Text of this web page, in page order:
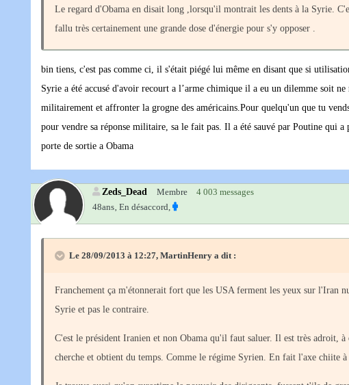
Le regard d'Obama en disait long ,lorsqu'il montrait les dents à la Syrie.
fallu très certainement une grande dose d'énergie pour s'y opposer .
bin tiens, c'est pas comme ci, il s'était piégé lui même en disant que si
Syrie a été accusé d'avoir recourt a l’arme chimique il a eu un dilemme soit
militairement et affronter la grogne des américains.Pour quelqu'un que tu
pour vendre sa réponse militaire, sa le fait pas. Il a été sauvé par Poutine qui
porte de sortie a Obama
Zeds_Dead Membre
4 003 messages
48ans‚ En désaccord,
Le 28/09/2013 à 12:27, MartinHenry a dit :
Franchement ça m'étonnerait fort que les USA ferment les yeux sur l'Iran
Syrie et pas le contraire.
C'est le président Iranien et non Obama qu'il faut saluer. Il est très adroit,
cherche et obtient du temps. Comme le régime Syrien. En fait l'axe chiite à